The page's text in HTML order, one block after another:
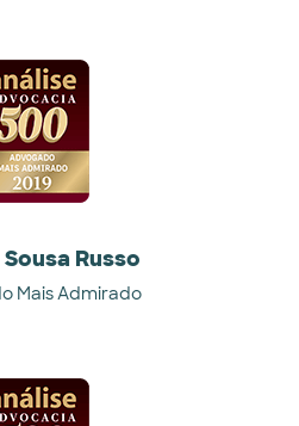
Russo
Mais Admirado